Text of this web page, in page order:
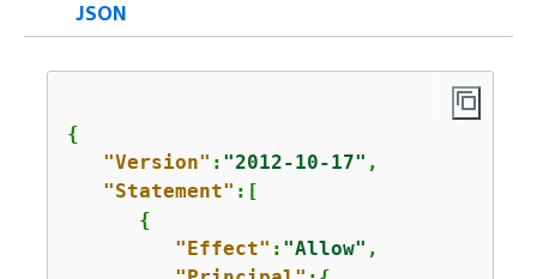
JSON
{
"Version" : "2012-10-17" ,
"Statement" :[
{
"Effect" : "Allow" ,